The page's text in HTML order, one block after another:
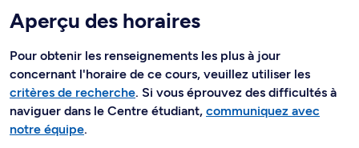
Aperçu des horaires
Pour obtenir les renseignements les plus à jour
concernant l'horaire de ce cours, veuillez utiliser les
critères de recherche. Si vous éprouvez des difficultés à
naviguer dans le Centre étudiant, communiquez avec
notre équipe.